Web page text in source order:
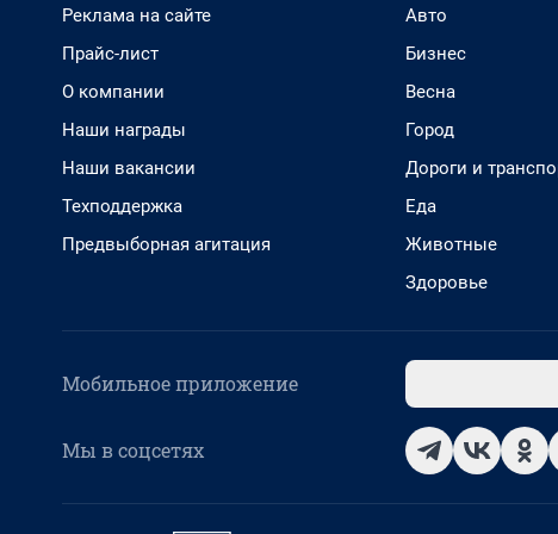
Реклама на сайте
Прайс-лист
О компании
Наши награды
Наши вакансии
Техподдержка
Предвыборная агитация
Авто
Бизнес
Весна
Город
Дороги и
Еда
Животные
Здоровье
Мобильное приложение
Мы в соцсетях